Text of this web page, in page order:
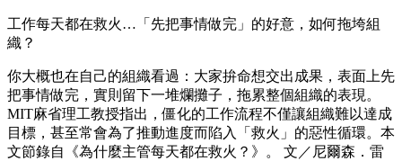
工作每天都在救火…「先把事情做完」的好意，如何拖垮組
織？
你大概也在自己的組織看過：大家拚命想交出成果，表面上先
把事情做完，實則留下一堆爛攤子，拖累整個組織的表現。
MIT麻省理工教授指出，僵化的工作流程不僅讓組織難以達成
目標，甚至常會為了推動進度而陷入「救火」的惡性循環。本
文節錄自《為什麼主管每天都在救火？》。 文／尼爾森．雷